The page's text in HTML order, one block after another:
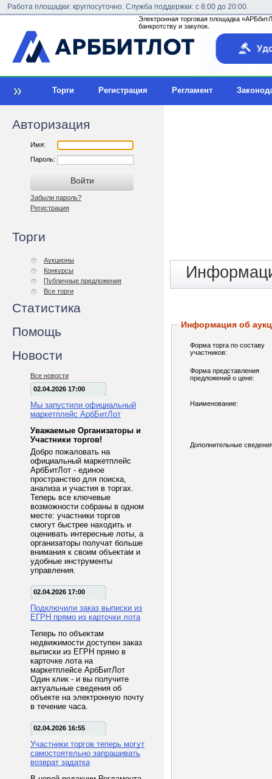
Работа площадки: круглосуточно. Служба поддержки: с 8:00 до 20:00.
Электронная торговая площадка
банкротству и закупок.
Торги Регистрация Регламент
Авторизация
Имя:
Пароль:
Забыли пароль?
Регистрация
Торги
Аукционы
Конкурсы
Публичные предложения
Все торги
Статистика
Помощь
Новости
Все новости
02.04.2026 17:00
Мы запустили официальный
маркетплейс АрбБитЛот
Уважаемые Организаторы и
Участники торгов!
Добро пожаловать на
официальный маркетплейс
АрбБитЛот - единое
пространство для поиска,
анализа и участия в торгах.
Теперь все ключевые
возможности собраны в одном
месте: участники торгов
смогут быстрее находить и
оценивать интересные лоты, а
организаторы получат больше
внимания к своим объектам и
удобные инструменты
управления.
02.04.2026 17:00
Подключили заказ выписки из
ЕГРН прямо из карточки лота
Теперь по объектам
недвижимости доступен заказ
выписки из ЕГРН прямо в
карточке лота на
маркетплейсе АрбБитЛот
Один клик - и вы получите
актуальные сведения об
объекте на электронную почту
в течение часа.
02.04.2026 16:55
Участники торгов теперь могут
самостоятельно запрашивать
возврат задатка
Информация об
Форма торга по составу
участников:
Форма представления
предложений о цене:
Наименование:
Дополнительные